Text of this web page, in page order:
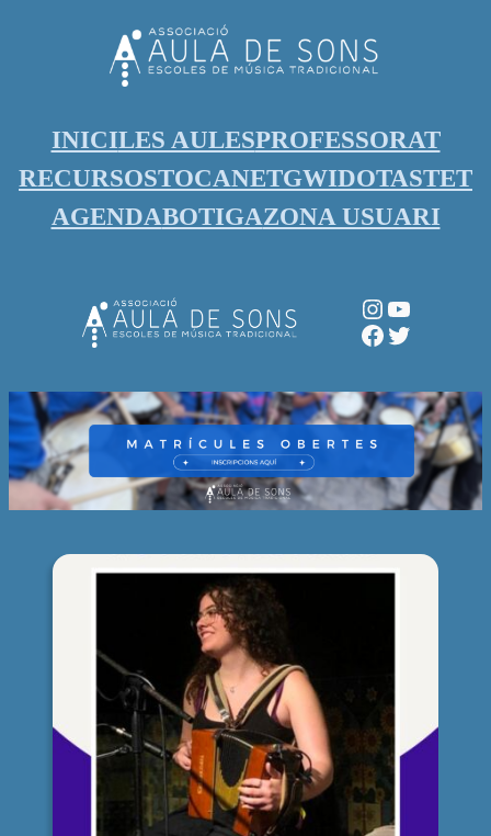
INICILES AULESPROFESSORAT
RECURSOSTOCANETGWIDOTASTET
AGENDABOTIGAZONA USUARI
Instagram
YouTube
Facebook
Twitter